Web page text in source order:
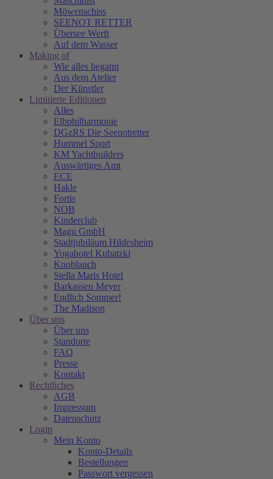
Möwenschiss
SEENOT RETTER
Übersee Werft
Auf dem Wasser
Making of
Wie alles begann
Aus dem Atelier
Der Künstler
Limitierte Editionen
Alles
Elbphilharmonie
DGzRS Die Seenotretter
Hummel Sport
KM Yachtbuilders
Auswärtiges Amt
ECE
Hakle
Fortis
NOB
Kinderclub
Magu GmbH
Stadtjubiläum Hildesheim
Yogahotel Kubatzki
Knoblauch
Stella Maris Hotel
Barkassen Meyer
Endlich Sommer!
The Madison
Über uns
Über uns
Standorte
FAQ
Presse
Kontakt
Rechtliches
AGB
Impressum
Datenschutz
Login
Mein Konto
Konto-Details
Bestellungen
Passwort vergessen